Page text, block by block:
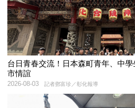
台日青春交流！日本森町青年、中
市情誼
記者鄧富珍／彰化報導
2026-08-03